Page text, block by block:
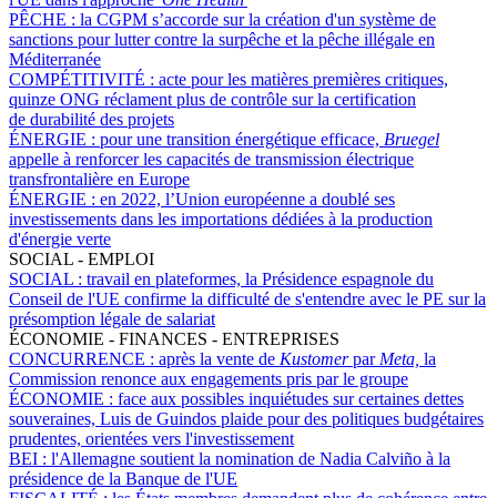
PÊCHE : la CGPM s’accorde sur la création d'un système de
sanctions pour lutter contre la surpêche et la pêche illégale en
Méditerranée
COMPÉTITIVITÉ : acte pour les matières premières critiques,
quinze ONG réclament plus de contrôle sur la certification
de durabilité des projets
ÉNERGIE : pour une transition énergétique efficace, Bruegel
appelle à renforcer les capacités de transmission électrique
transfrontalière en Europe
ÉNERGIE : en 2022, l’Union européenne a doublé ses
investissements dans les importations dédiées à la production
d'énergie verte
SOCIAL - EMPLOI
SOCIAL : travail en plateformes, la Présidence espagnole du
Conseil de l'UE confirme la difficulté de s'entendre avec le PE sur la
présomption légale de salariat
ÉCONOMIE - FINANCES - ENTREPRISES
CONCURRENCE : après la vente de KustomerparMeta, la
Commission renonce aux engagements pris par le groupe
ÉCONOMIE : face aux possibles inquiétudes sur certaines dettes
souveraines, Luis de Guindos plaide pour des politiques budgétaires
prudentes, orientées vers l'investissement
BEI : l'Allemagne soutient la nomination de Nadia Calviño à la
présidence de la Banque de l'UE